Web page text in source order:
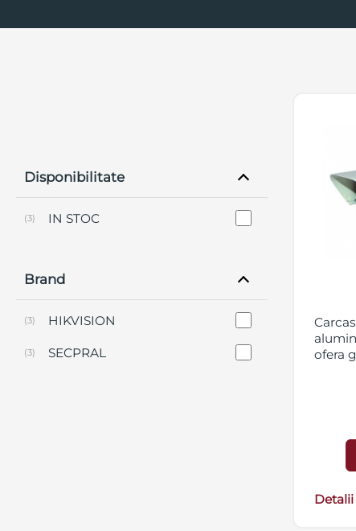
Disponibilitate
IN STOC
(3)
Brand
HIKVISION
(3)
SECPRAL
(3)
ofera
Detalii